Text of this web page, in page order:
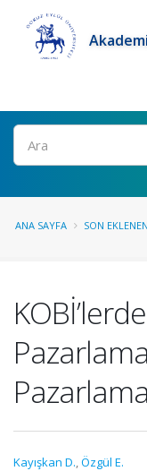
Ara
ANA SAYFA SON
Kayışkan D.,Özgül E.